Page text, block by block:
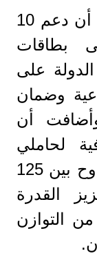
وأكدت عضو مجلس النواب أن دعم 10
بطاقات
على
وضمان
أن
لحاملي
البطاقات التموينية بمبالغ تتراوح بين 125
القدرة
التوازن